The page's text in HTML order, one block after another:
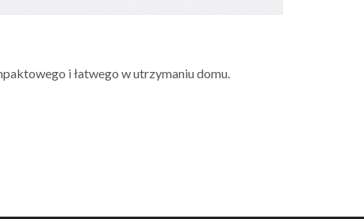
i łatwego w utrzymaniu domu.